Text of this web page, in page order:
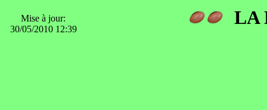
Mise à jour:
30/05/2010 12:39
LA